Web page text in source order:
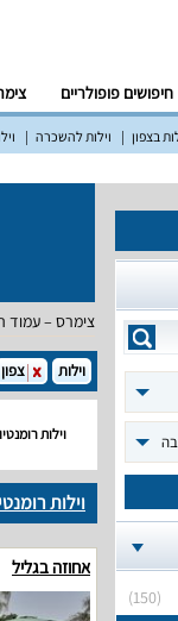
חיפושים פופולריים
בצפון וילות להשכרה
צימרס – עמוד
(150)
וילות צפון
וילות
וילות
אחוזה בגליל